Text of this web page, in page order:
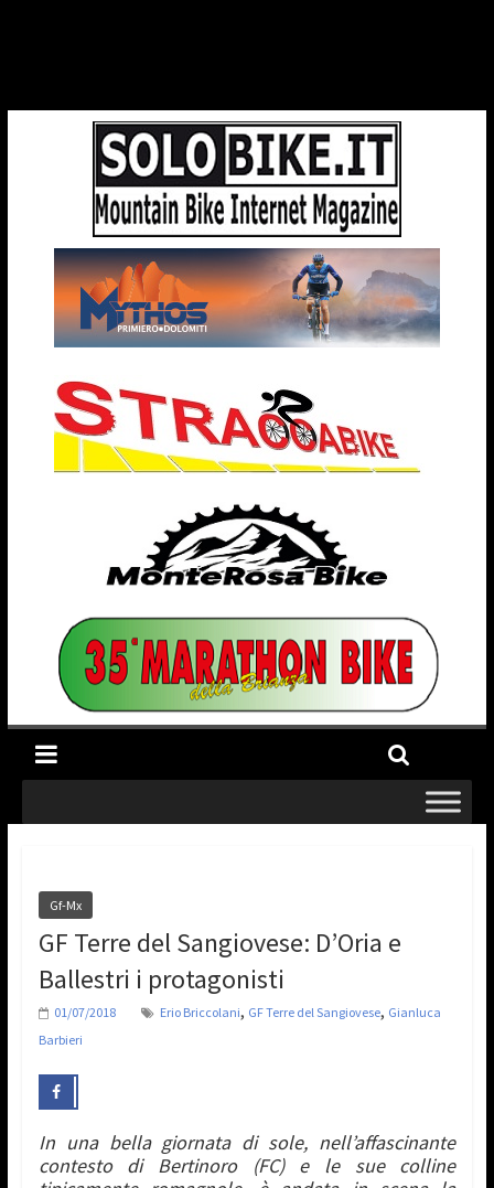
Gf-Mx
GF Terre del Sangiovese: D’Oria e
Ballestri i protagonisti
01/07/2018 Erio Briccolani, GF Terre del Sangiovese, Gianluca
Barbieri
In una bella giornata di sole, nell’affascinante
contesto di Bertinoro (FC) e le sue colline